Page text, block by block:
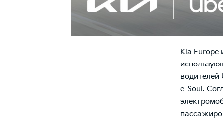
Kia Europe
водителей
e-Soul.